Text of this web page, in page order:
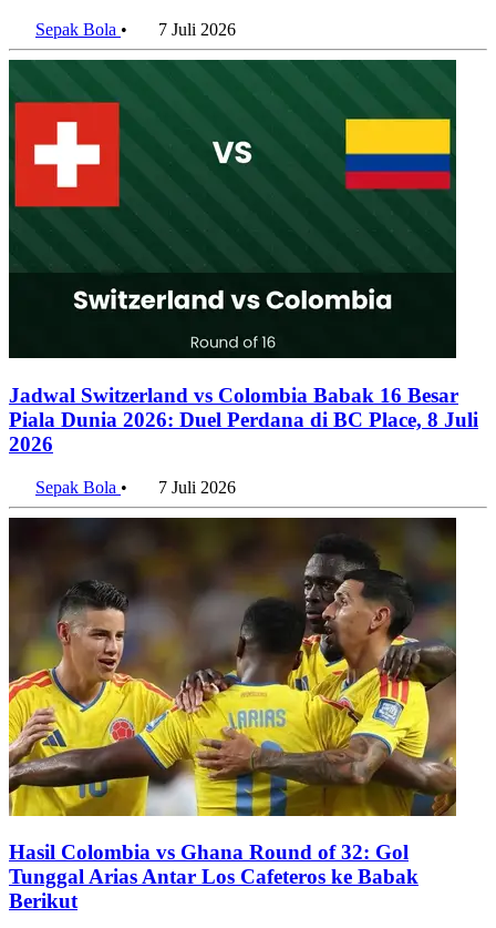
Sepak Bola • 7 Juli 2026
Jadwal Switzerland vs Colombia Babak 16 Besar
Piala Dunia 2026: Duel Perdana di BC Place, 8 Juli
2026
Sepak Bola • 7 Juli 2026
Hasil Colombia vs Ghana Round of 32: Gol
Tunggal Arias Antar Los Cafeteros ke Babak
Berikut